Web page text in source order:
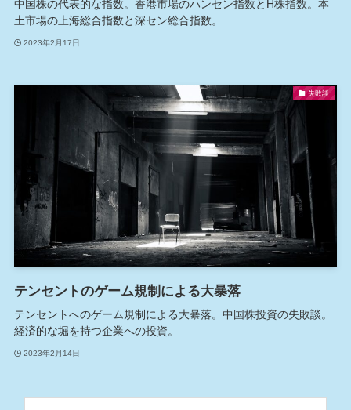
中国株の代表的な指数。香港市場のハンセン指数とH株指数。本
土市場の上海総合指数と深セン総合指数。
2023年2月17日
失敗談
テンセントのゲーム規制による大暴落
テンセントへのゲーム規制による大暴落。中国株投資の失敗談。
経済的な堀を持つ企業への投資。
2023年2月14日